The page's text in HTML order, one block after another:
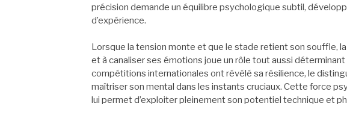
précision demande un équilibre psychologique subtil,
d’expérience.
Lorsque la tension monte et que le stade retient son souffle,
et à canaliser ses émotions joue un rôle tout aussi
compétitions internationales ont révélé sa résilience, le
maîtriser son mental dans les instants cruciaux. Cette force
lui permet d’exploiter pleinement son potentiel technique et